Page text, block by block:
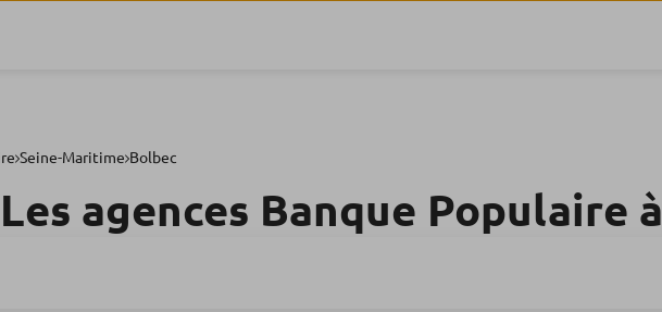
Seine-Maritime Bolbec
Les agences Banque Populaire à